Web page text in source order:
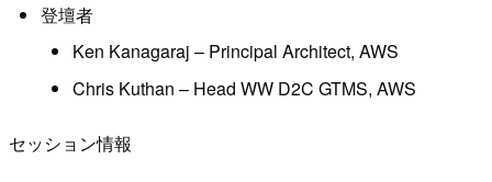
登壇者
Ken Kanagaraj – Principal Architect, AWS
Chris Kuthan – Head WW D2C GTMS, AWS
セッション情報